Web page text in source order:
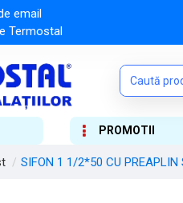
email
Termostal
PROMOTII
SIFON 1 1/2*50 CU PREAPLIN